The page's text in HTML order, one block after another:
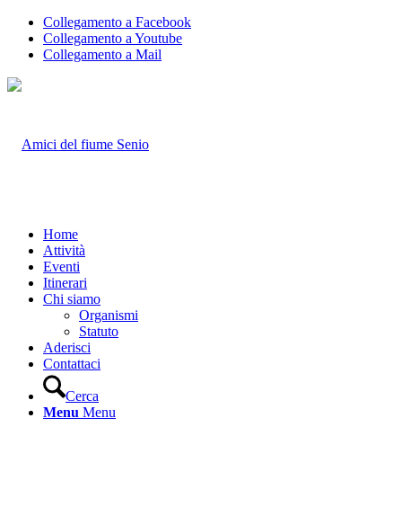
Collegamento a Facebook
Collegamento a Youtube
Collegamento a Mail
Home
Attività
Eventi
Itinerari
Chi siamo
Organismi
Statuto
Aderisci
Contattaci
Cerca
Menu Menu